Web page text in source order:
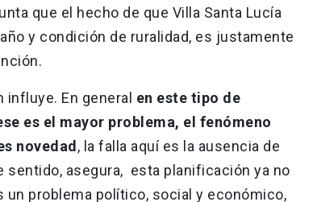
que el hecho de que Villa Santa Lucía
y condición de ruralidad, es justamente
En general en este tipo de
es el mayor problema, el fenómeno
novedad , la falla aquí es la ausencia de
sentido, asegura, esta planificación ya no
problema político, social y económico,